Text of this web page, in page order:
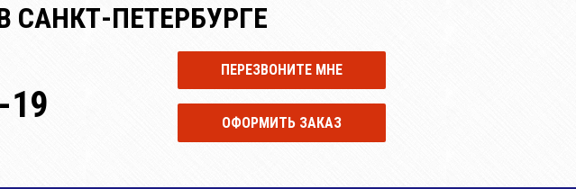
САНКТ-ПЕТЕРБУРГЕ
19
ПЕРЕЗВОНИТЕ МНЕ
ОФОРМИТЬ ЗАКАЗ